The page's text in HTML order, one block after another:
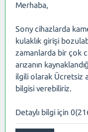
Merhaba,
Sony cihazlarda
kulaklık girişi
zamanlarda bir çok
arızanın
ilgili olarak Ücretsiz
bilgisi verebiliriz.
Detaylı bilgi için